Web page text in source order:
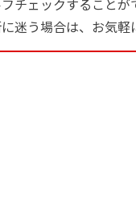
迷う場合は、お気軽